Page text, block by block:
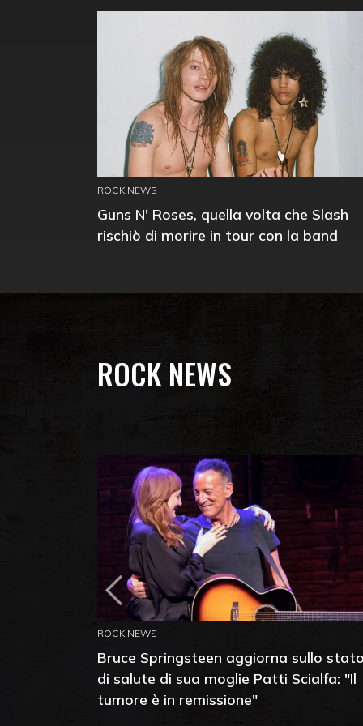
ROCK NEWS
Guns N' Roses, quella volta che Slash
rischiò di morire in tour con la band
ROCK NEWS
ROCK NEWS
Bruce Springsteen aggiorna sullo stato
di salute di sua moglie Patti Scialfa: "Il
tumore è in remissione"